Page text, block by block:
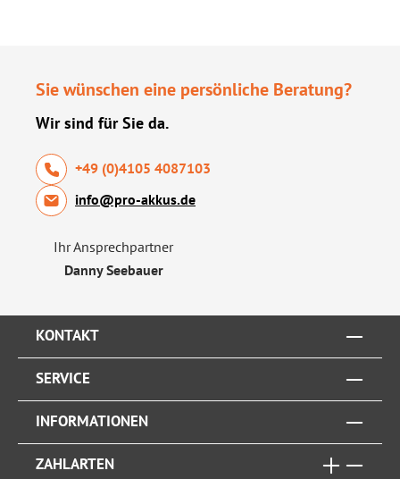
Sie wünschen eine persönliche Beratung?
Wir sind für Sie da.
+49 (0)4105 4087103
info@pro-akkus.de
Ihr Ansprechpartner
Danny Seebauer
KONTAKT
SERVICE
INFORMATIONEN
ZAHLARTEN